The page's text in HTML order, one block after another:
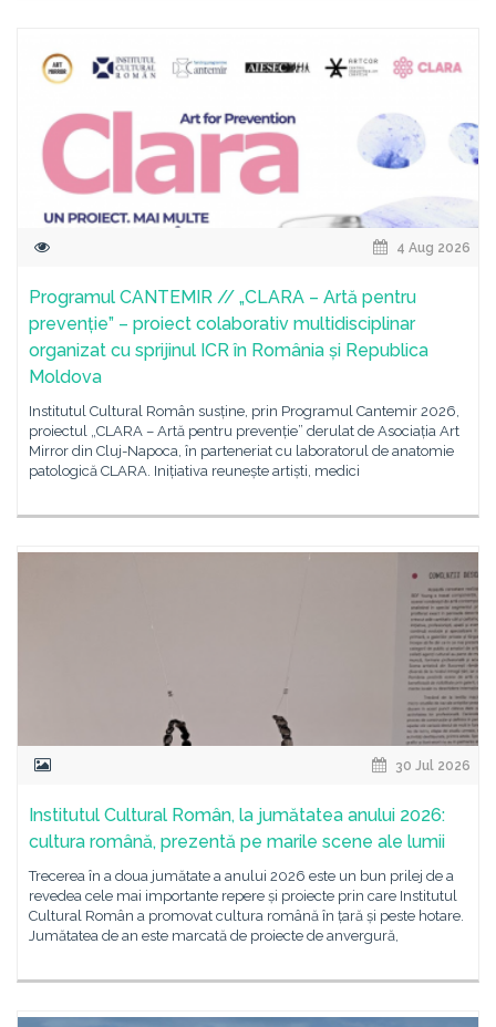
4 Aug 2026
Programul CANTEMIR // „CLARA – Artă pentru
prevenție” – proiect colaborativ multidisciplinar
organizat cu sprijinul ICR în România și Republica
Moldova
Institutul Cultural Român susține, prin Programul Cantemir 2026,
proiectul „CLARA – Artă pentru prevenție” derulat de Asociația Art
Mirror din Cluj-Napoca, în parteneriat cu laboratorul de anatomie
patologică CLARA. Inițiativa reunește artiști, medici
30 Jul 2026
Institutul Cultural Român, la jumătatea anului 2026:
cultura română, prezentă pe marile scene ale lumii
Trecerea în a doua jumătate a anului 2026 este un bun prilej de a
revedea cele mai importante repere și proiecte prin care Institutul
Cultural Român a promovat cultura română în țară și peste hotare.
Jumătatea de an este marcată de proiecte de anvergură,